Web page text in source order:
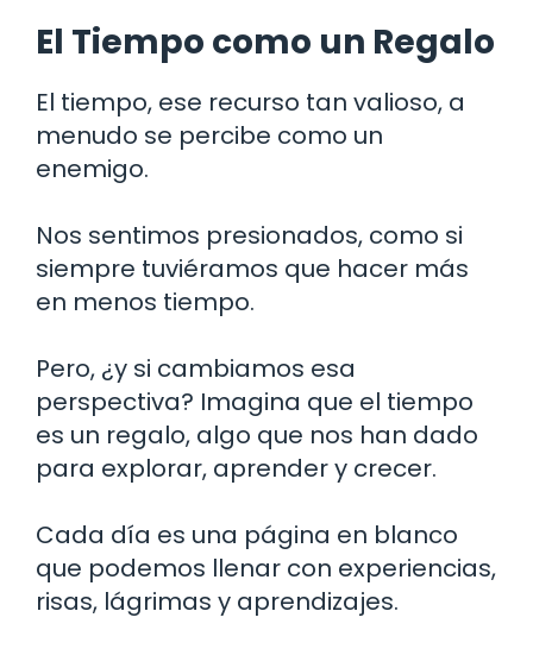
El Tiempo como un Regalo
El tiempo, ese recurso tan valioso, a
menudo se percibe como un
enemigo.
Nos sentimos presionados, como si
siempre tuviéramos que hacer más
en menos tiempo.
Pero, ¿y si cambiamos esa
perspectiva? Imagina que el tiempo
es un regalo, algo que nos han dado
para explorar, aprender y crecer.
Cada día es una página en blanco
que podemos llenar con experiencias,
risas, lágrimas y aprendizajes.